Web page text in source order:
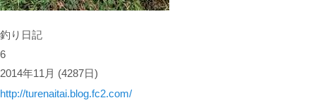
釣り日記
6
2014年11月 (4287日)
http://turenaitai.blog.fc2.com/